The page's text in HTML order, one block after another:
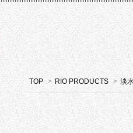
TOP > RIO PRODUCTS > 淡